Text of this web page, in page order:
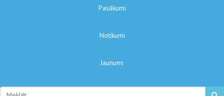
Pasākumi
Notikumi
Jaunumi